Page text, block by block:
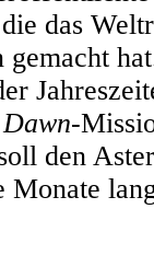
das
Dawn-
den
Monate